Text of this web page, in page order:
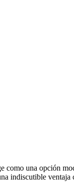
como una opción
indiscutible ventaja